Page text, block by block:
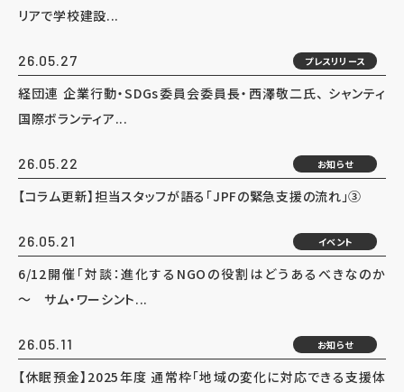
リアで学校建設...
26.05.27 プレスリリース
経団連 企業行動・SDGs委員会委員長・西澤敬二氏、 シャンティ
国際ボランティア...
26.05.22 お知らせ
【コラム更新】担当スタッフが語る「JPFの緊急支援の流れ」③
26.05.21 イベント
6/12開催「対談：進化するNGOの役割はどうあるべきなのか
～ サム・ワーシント...
26.05.11 お知らせ
【休眠預金】2025年度 通常枠「地域の変化に対応できる支援体